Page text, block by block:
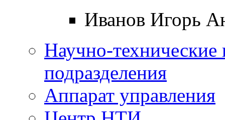
Иванов Игорь
Научно-технические
подразделения
Аппарат управления